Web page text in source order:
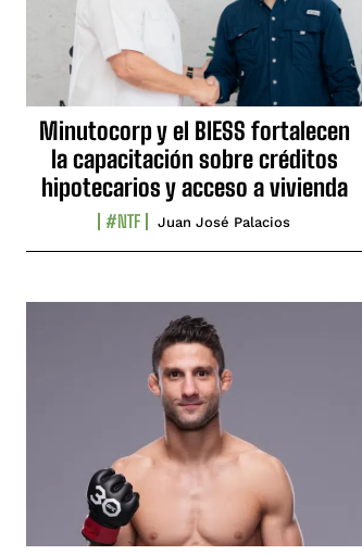
Minutocorp y el BIESS fortalecen
la capacitación sobre créditos
hipotecarios y acceso a vivienda
#NTF Juan José Palacios